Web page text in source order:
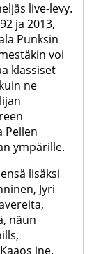
live-levy.
ja 2013,
Punksin
voi
klassiset
ne
Pellen
ympärille.
lisäksi
Jyri
näun
jne.